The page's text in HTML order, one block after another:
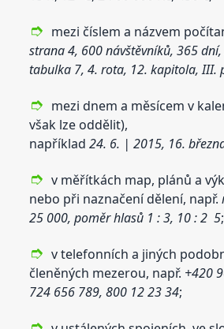
mezi číslem a názvem
strana 4, 600 návštěvníků, 365
tabulka 7, 4. rota, 12. kapitola, III.
mezi dnem a měsícem v
však lze oddělit),
například24. 6. | 2015, 16.
v měřítkách map, plánů a
nebo při naznačení dělení, např.
25 000, poměr hlasů 1 : 3, 10 : 2 5;
v telefonních a jiných
členěných mezerou, např. +420
724 656 789, 800 12 23 34;